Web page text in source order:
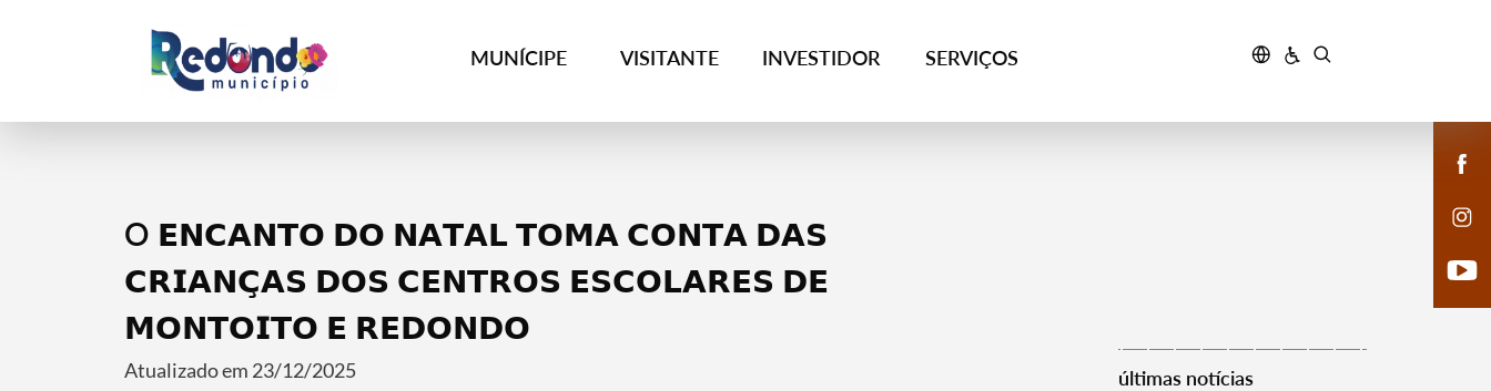
MUNÍCIPE VISITANTE INVESTIDOR SERVIÇOS
O 𝗘𝗡𝗖𝗔𝗡𝗧𝗢 𝗗𝗢 𝗡𝗔𝗧𝗔𝗟 𝗧𝗢𝗠𝗔 𝗖𝗢𝗡𝗧𝗔 𝗗𝗔𝗦
𝗖𝗥𝗜𝗔𝗡𝗖̧𝗔𝗦 𝗗𝗢𝗦 𝗖𝗘𝗡𝗧𝗥𝗢𝗦 𝗘𝗦𝗖𝗢𝗟𝗔𝗥𝗘𝗦 𝗗𝗘
𝗠𝗢𝗡𝗧𝗢𝗜𝗧𝗢 𝗘 𝗥𝗘𝗗𝗢𝗡𝗗𝗢
Atualizado em 23/12/2025 últimas notícias